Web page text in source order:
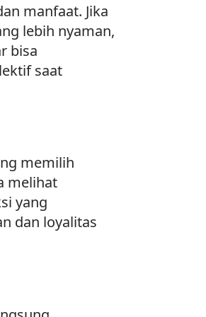
manfaat. Jika
lebih nyaman,
bisa
saat
memilih
melihat
yang
dan loyalitas